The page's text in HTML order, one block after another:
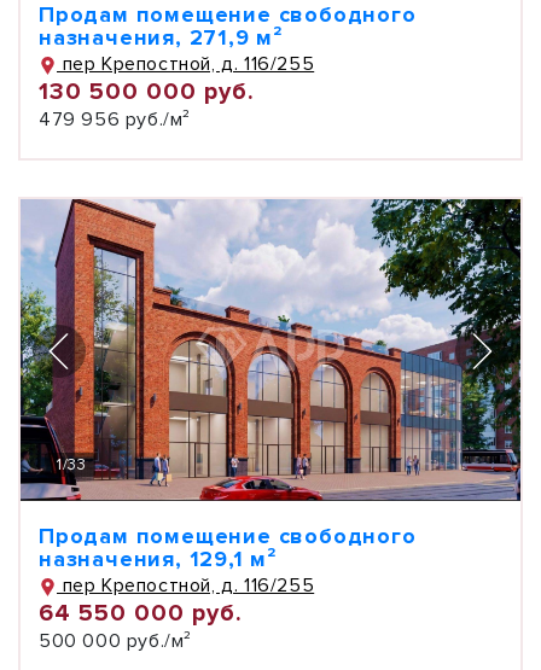
Продам помещение свободного
назначения, 271,9 м²
пер Крепостной, д. 116/255
130 500 000 руб.
479 956 руб./м²
1/33
Продам помещение свободного
назначения, 129,1 м²
пер Крепостной, д. 116/255
64 550 000 руб.
500 000 руб./м²